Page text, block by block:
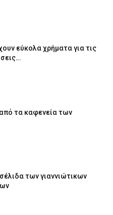
εύκολα χρήματα για τις
τα καφενεία των
των γιαννιώτικων